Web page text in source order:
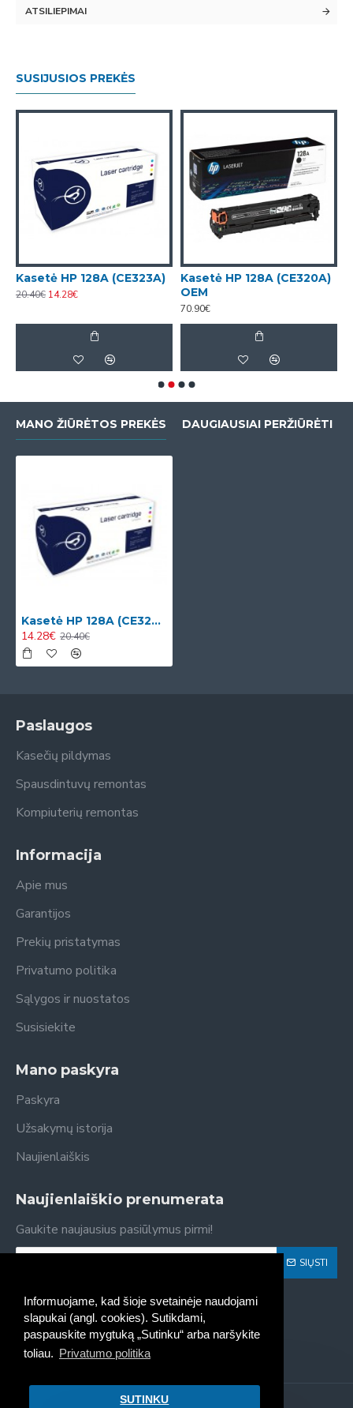
Informuojame, kad šioje svetainėje naudojami
slapukai (angl. cookies). Sutikdami,
paspauskite mygtuką „Sutinku“ arba naršykite
toliau. Privatumo politika
SUTINKU
ATSILIEPIMAI
SUSIJUSIOS PREKĖS
Kasetė HP 128A (CE323A)
20.40€ 14.28€
Kasetė HP 128A (CE320A)
OEM
70.90€
MANO ŽIŪRĖTOS PREKĖS DAUGIAUSIAI PERŽIŪRĖTI
Kasetė HP 128A (CE320A)
14.28€ 20.40€
Paslaugos
Kasečių pildymas
Spausdintuvų remontas
Kompiuterių remontas
Informacija
Apie mus
Garantijos
Prekių pristatymas
Privatumo politika
Sąlygos ir nuostatos
Susisiekite
Mano paskyra
Paskyra
Užsakymų istorija
Naujienlaiškis
Naujienlaiškio prenumerata
Gaukite naujausius pasiūlymus pirmi!
SIŲSTI
Susipažinau ir sutinku su Privatumo politika